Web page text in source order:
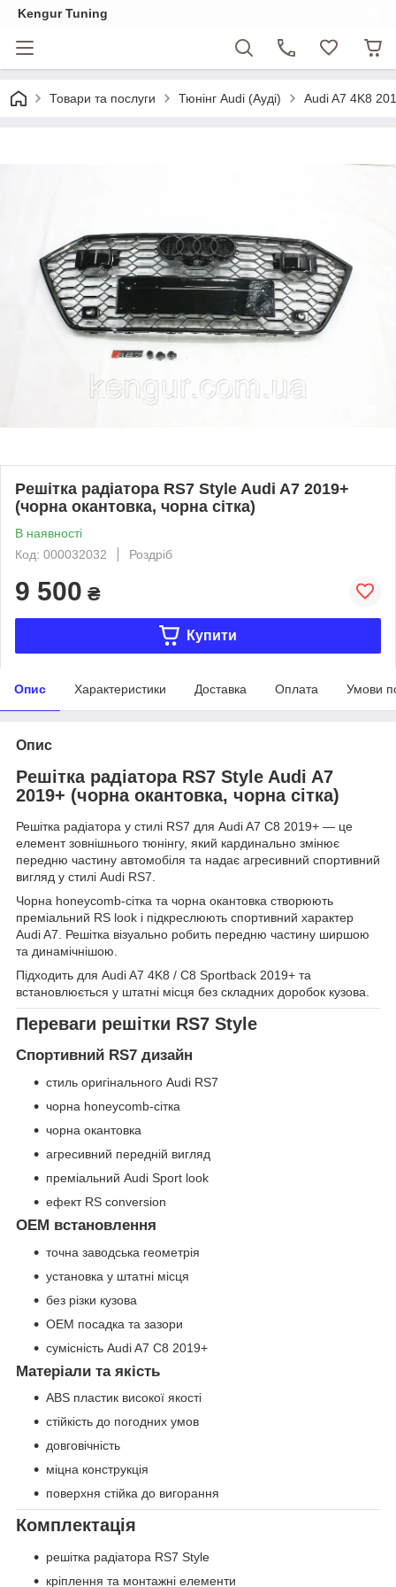
Kengur Tuning
Товари та послуги Тюнінг Audi (Ауді) Audi A7 4K8
Решітка радіатора RS7 Style Audi A7 2019+
(чорна окантовка, чорна сітка)
В наявності
Код: 000032032
Роздріб
9 500 ₴
Купити
Опис Характеристики Доставка Оплата Умови
Опис
Решітка радіатора RS7 Style Audi A7
2019+ (чорна окантовка, чорна сітка)
Решітка радіатора у стилі RS7 для Audi A7 C8 2019+ — це
елемент зовнішнього тюнінгу, який кардинально змінює
передню частину автомобіля та надає агресивний спортивний
вигляд у стилі Audi RS7.
Чорна honeycomb-сітка та чорна окантовка створюють
преміальний RS look і підкреслюють спортивний характер
Audi A7. Решітка візуально робить передню частину ширшою
та динамічнішою.
Підходить для Audi A7 4K8 / C8 Sportback 2019+ та
встановлюється у штатні місця без складних доробок кузова.
Переваги решітки RS7 Style
Спортивний RS7 дизайн
стиль оригінального Audi RS7
чорна honeycomb-сітка
чорна окантовка
агресивний передній вигляд
преміальний Audi Sport look
ефект RS conversion
OEM встановлення
точна заводська геометрія
установка у штатні місця
без різки кузова
OEM посадка та зазори
сумісність Audi A7 C8 2019+
Матеріали та якість
ABS пластик високої якості
стійкість до погодних умов
довговічність
міцна конструкція
поверхня стійка до вигорання
Комплектація
решітка радіатора RS7 Style
кріплення та монтажні елементи